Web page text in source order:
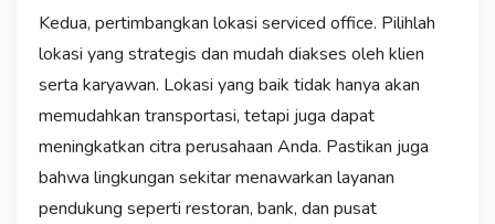
Kedua, pertimbangkan lokasi serviced office. Pilihlah
lokasi yang strategis dan mudah diakses oleh klien
serta karyawan. Lokasi yang baik tidak hanya akan
memudahkan transportasi, tetapi juga dapat
meningkatkan citra perusahaan Anda. Pastikan juga
bahwa lingkungan sekitar menawarkan layanan
pendukung seperti restoran, bank, dan pusat